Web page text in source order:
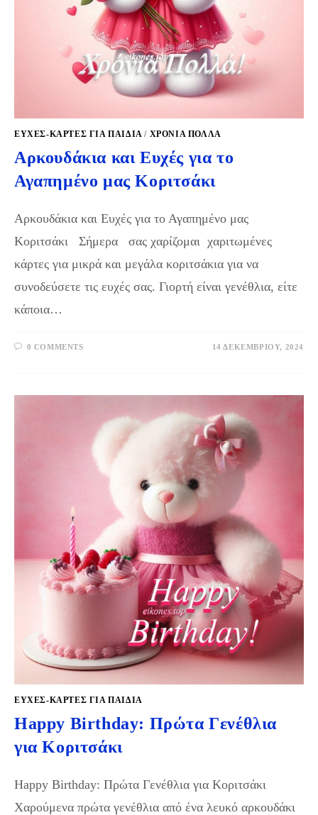
ΕΥΧΈΣ-ΚΆΡΤΕΣ ΓΙΑ ΠΑΙΔΙΆ/ ΧΡΌΝΙΑ ΠΟΛΛΆ
Αρκουδάκια και Ευχές για το
Αγαπημένο μας Κοριτσάκι
Αρκουδάκια και Ευχές για το Αγαπημένο μας
Κοριτσάκι Σήμερα σας χαρίζομαι χαριτωμένες
κάρτες για μικρά και μεγάλα κοριτσάκια για να
συνοδεύσετε τις ευχές σας. Γιορτή είναι γενέθλια, είτε
κάποια…
0 COMMENTS 14 ΔΕΚΕΜΒΡΊΟΥ, 2024
ΕΥΧΈΣ-ΚΆΡΤΕΣ ΓΙΑ ΠΑΙΔΙΆ
Happy Birthday: Πρώτα Γενέθλια
για Κοριτσάκι
Happy Birthday: Πρώτα Γενέθλια για Κοριτσάκι
Χαρούμενα πρώτα γενέθλια από ένα λευκό αρκουδάκι